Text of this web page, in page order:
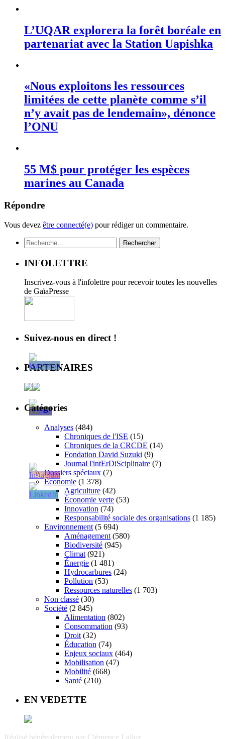
L’UQAR explorera la forêt boréale en
partenariat avec la Station Uapishka
«Nous exploitons les ressources
limitées de cette planète comme s’il
n’y avait pas de lendemain», dénonce
l’ONU
55 M$ pour protéger les espèces
marines au Canada
Répondre
Vous devez être connecté(e) pour rédiger un commentaire.
Rechercher :
INFOLETTRE
Inscrivez-vous à l'infolettre pour recevoir toutes les nouvelles
de GaïaPresse
Suivez-nous en direct !
PARTENAIRES
Catégories
Analyses (484)
Chroniques de l'ISE (15)
Chroniques de la CRCDE (14)
Fondation David Suzuki (9)
Journal l'intErDiSciplinaire (7)
Dossiers spéciaux (7)
Économie (1 378)
Agriculture (42)
Économie verte (53)
Innovation (74)
Responsabilité sociale des organisations (1 185)
Environnement (5 694)
Aménagement (580)
Biodiversité (945)
Climat (921)
Énergie (1 481)
Hydrocarbures (24)
Pollution (53)
Ressources naturelles (1 703)
Non classé (30)
Société (2 845)
Alimentation (802)
Consommation (93)
Droit (32)
Éducation (74)
Enjeux sociaux (464)
Mobilisation (47)
Mobilité (668)
Santé (210)
EN VEDETTE
Réalisé bénévolement par Clémence Lalloz